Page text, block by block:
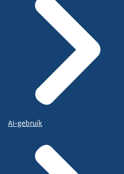
AI-gebruik